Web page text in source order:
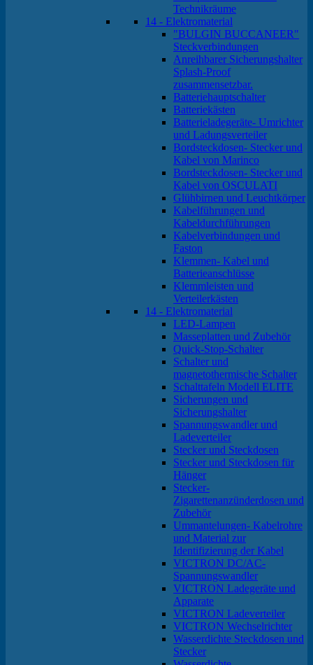
Technikräume
14 - Elektromaterial
"BULGIN BUCCANEER"
Steckverbindungen
Anreihbarer Sicherungshalter
Splash-Proof
zusammensetzbar.
Batteriehauptschalter
Batteriekästen
Batterieladegeräte- Umrichter
und Ladungsverteiler
Bordsteckdosen- Stecker und
Kabel von Marinco
Bordsteckdosen- Stecker und
Kabel von OSCULATI
Glühbirnen und Leuchtkörper
Kabelführungen und
Kabeldurchführungen
Kabelverbindungen und
Faston
Klemmen- Kabel und
Batterieanschlüsse
Klemmleisten und
Verteilerkästen
14 - Elektromaterial
LED-Lampen
Masseplatten und Zubehör
Quick-Stop-Schalter
Schalter und
magnetothermische Schalter
Schalttafeln Modell ELITE
Sicherungen und
Sicherungshalter
Spannungswandler und
Ladeverteiler
Stecker und Steckdosen
Stecker und Steckdosen für
Hänger
Stecker-
Zigarettenanzünderdosen und
Zubehör
Ummantelungen- Kabelrohre
und Material zur
Identifizierung der Kabel
VICTRON DC/AC-
Spannungswandler
VICTRON Ladegeräte und
Apparate
VICTRON Ladeverteiler
VICTRON Wechselrichter
Wasserdichte Steckdosen und
Stecker